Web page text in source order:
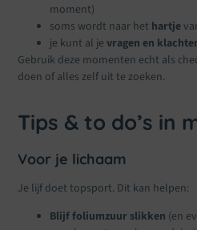
moment)
soms wordt naar het hartje
je kunt al jevragen en
Gebruik deze momenten echt als
doen of alles zelf uit te zoeken.
Tips & to do’s in
Voor je lichaam
Je lijf doet topsport. Dit kan helpen:
Blijf foliumzuur slikken (en